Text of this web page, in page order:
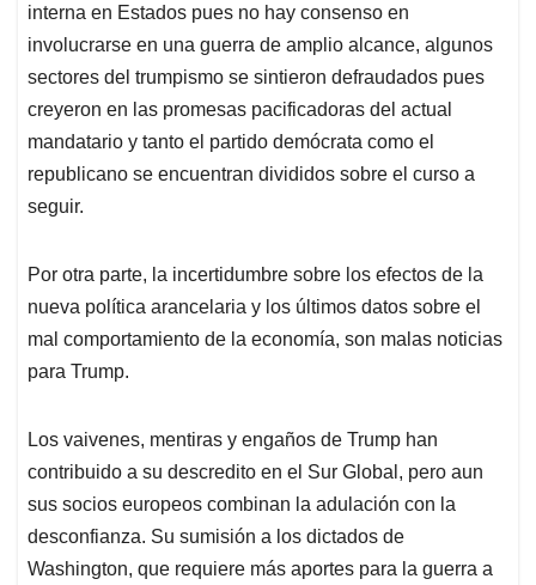
interna en Estados pues no hay consenso en
involucrarse en una guerra de amplio alcance, algunos
sectores del trumpismo se sintieron defraudados pues
creyeron en las promesas pacificadoras del actual
mandatario y tanto el partido demócrata como el
republicano se encuentran divididos sobre el curso a
seguir.
Por otra parte, la incertidumbre sobre los efectos de la
nueva política arancelaria y los últimos datos sobre el
mal comportamiento de la economía, son malas noticias
para Trump.
Los vaivenes, mentiras y engaños de Trump han
contribuido a su descredito en el Sur Global, pero aun
sus socios europeos combinan la adulación con la
desconfianza. Su sumisión a los dictados de
Washington, que requiere más aportes para la guerra a